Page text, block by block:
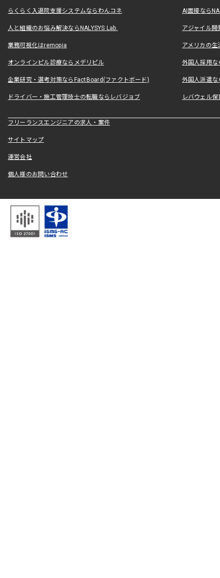
らくらく入退院支援システムならわんコネ AI面接なら
人と組織のお悩み解決ならNALYSYS Lab. アジャイル
業務可視化はremopia アメリカの
オンラインピル診療ならメデリピル 外国人採用
企業研究・選考対策ならFactBoard(ファクトボード) 外国人派遣な
ドライバー・施工管理技士の転職ならレバジョブ レバウェル
フリーランスエンジニアの求人・案件
サイトマップ
運営会社
個人様のお問い合わせ